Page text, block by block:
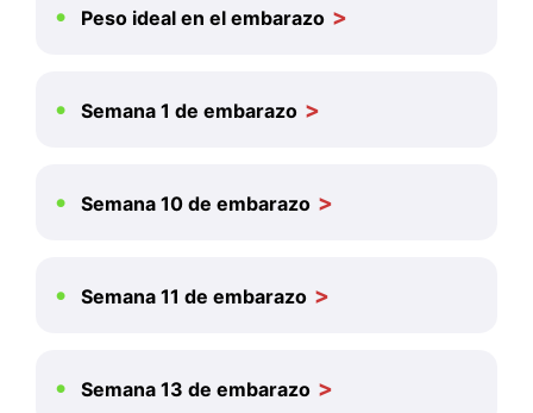
Peso ideal en el embarazo
Semana 1 de embarazo
Semana 10 de embarazo
Semana 11 de embarazo
Semana 13 de embarazo